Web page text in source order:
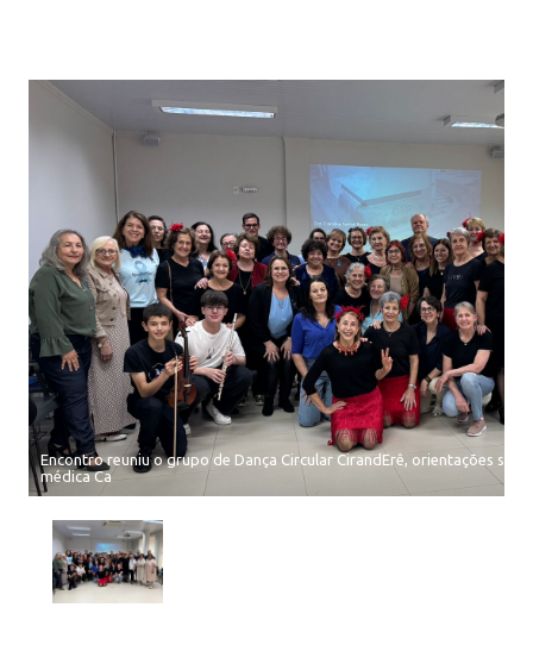
Encontro reuniu o grupo de Dança Circular CirandErê, orientações
médica Ca